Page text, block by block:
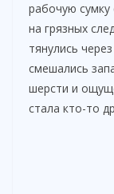
рабочую сумку
на грязных
тянулись
смешались
шерсти и
стала кто-то